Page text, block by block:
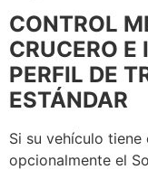
CONTROL
CRUCERO E
PERFIL DE
ESTÁNDAR
Si su vehículo
opcionalmente el